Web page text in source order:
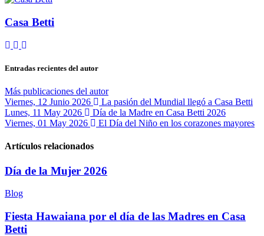
Casa Betti
Suscribirse a las actualizaciones
Cancelar la suscripción a las actualizaciones del autor
Entradas recientes del autor
Más publicaciones del autor
Viernes, 12 Junio 2026
La pasión del Mundial llegó a Casa Betti
Lunes, 11 May 2026
Día de la Madre en Casa Betti 2026
Viernes, 01 May 2026
El Día del Niño en los corazones mayores
Artículos relacionados
Día de la Mujer 2026
Blog
Fiesta Hawaiana por el día de las Madres en Casa
Betti